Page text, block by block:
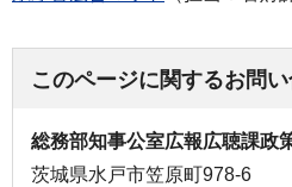
このページに関するお問
総務部知事公室広報広聴課政
茨城県水戸市笠原町978-6